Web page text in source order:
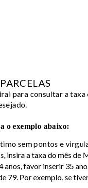
para consultar a taxa
o exemplo abaixo:
sem pontos e
insira a taxa do mês de
anos, favor inserir 35
79. Por exemplo, se